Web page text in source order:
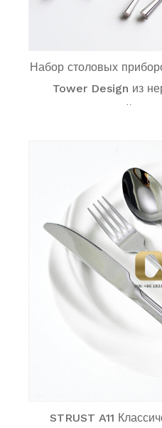
Набор столовых
Tower Design из
зеркальной
STRUST A11